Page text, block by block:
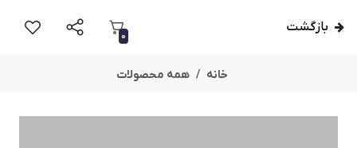
بازگشت
0
خانه همه محصولات